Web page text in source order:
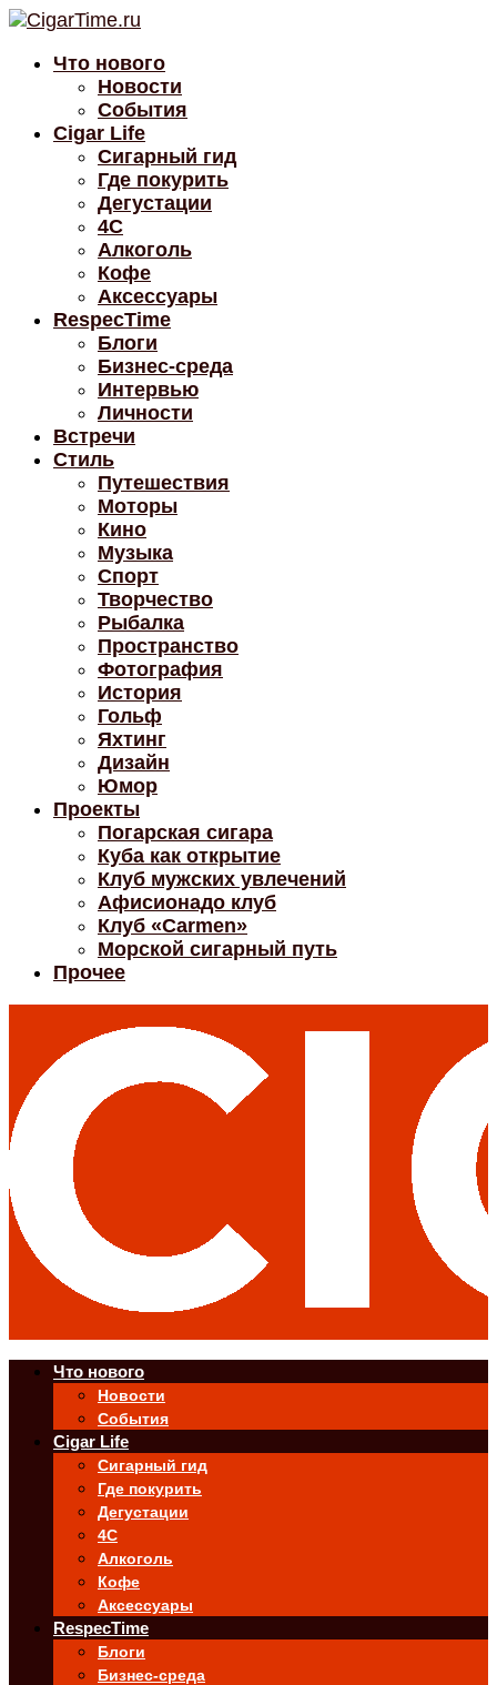
Что нового
Новости
События
Cigar Life
Сигарный гид
Где покурить
Дегустации
4C
Алкоголь
Кофе
Аксессуары
RespecTime
Блоги
Бизнес-среда
Интервью
Личности
Встречи
Стиль
Путешествия
Моторы
Кино
Музыка
Спорт
Творчество
Рыбалка
Пространство
Фотография
История
Гольф
Яхтинг
Дизайн
Юмор
Проекты
Погарская сигара
Куба как открытие
Клуб мужских увлечений
Афисионадо клуб
Клуб «Carmen»
Морской сигарный путь
Прочее
Что нового
Новости
События
Cigar Life
Сигарный гид
Где покурить
Дегустации
4C
Алкоголь
Кофе
Аксессуары
RespecTime
Блоги
Бизнес-среда